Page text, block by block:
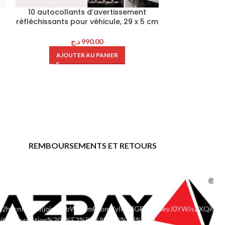
10 autocollants d’avertissement
réfléchissants pour véhicule, 29 x 5 cm
990.00 د.ج
AJOUTER AU PANIER
REMBOURSEMENTS ET RETOURS
hide_countdown_on_finish="no"